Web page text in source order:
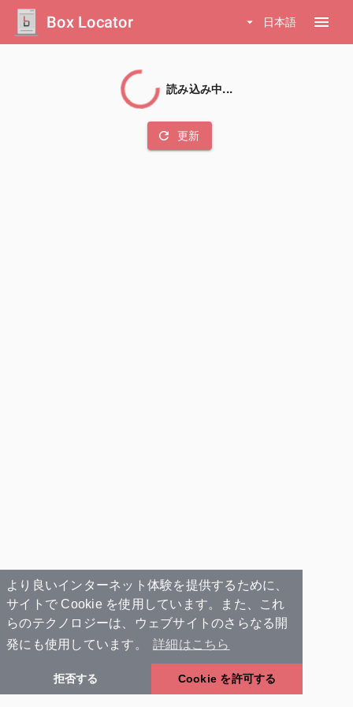
より良いインターネット体験を提供するために、
サイトで Cookie を使用しています。また、これ
らのテクノロジーは、ウェブサイトのさらなる開
発にも使用しています。
詳細はこちら
拒否する Cookie を許可する
Box Locator arrow_drop_down 日本語 menu
読み込み中...
refresh 更新